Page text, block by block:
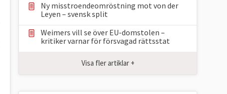
Ny misstroendeomröstning mot von der
Leyen – svensk split
Weimers vill se över EU-domstolen –
kritiker varnar för försvagad rättsstat
Visa fler artiklar +